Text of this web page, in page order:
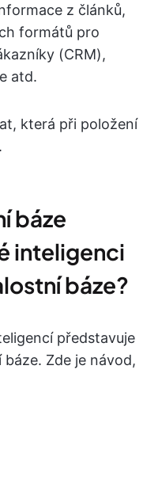
z článků,
formátů pro
(CRM),
atd.
která při položení
báze
inteligenci
báze?
představuje
Zde je návod,